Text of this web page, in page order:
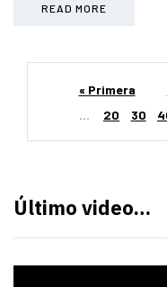
READ MORE
« Primera
...
20 30
Último video…